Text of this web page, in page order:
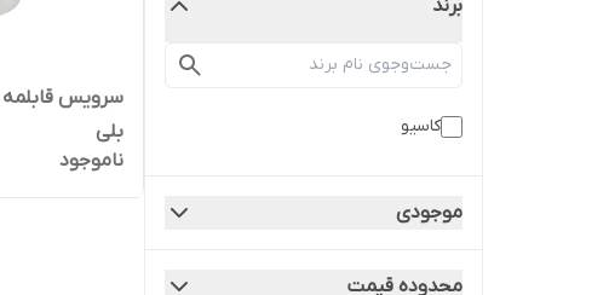
برند
کاسیو
موجودی
محدوده قیمت
بلی
ناموجود